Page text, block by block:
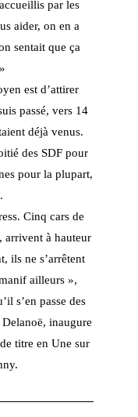
par les
aider, on en a
sentait que ça
»
est d’attirer
passé, vers 14
déjà venus.
des SDF pour
pour la plupart,
Cinq cars de
arrivent à hauteur
ils ne s’arrêtent
ailleurs »,
s’en passe des
inaugure
titre en Une sur